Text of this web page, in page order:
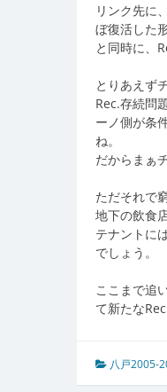
リンク先に
ぼ復活した
と同時に、
とりあえず
Rec.存続問
ーノ側が条
ね。
だからまぁ
ただそれで
地下の飲食
テナントに
でしょう。
ここまで追
て新たな
八戸2005-